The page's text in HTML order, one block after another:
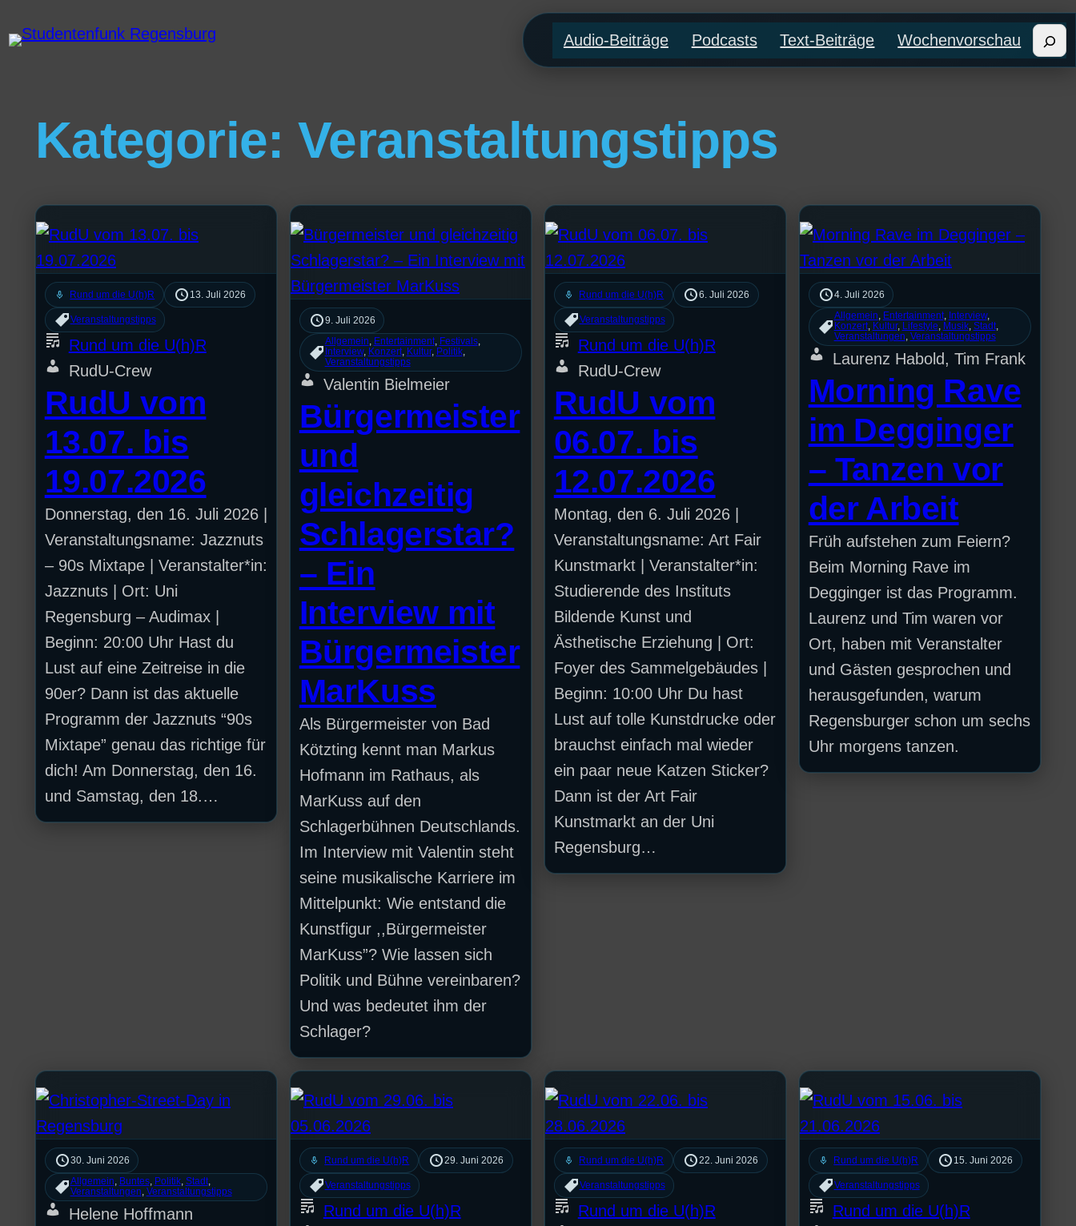
Audio-Beiträge Podcasts Text-Beiträge Wochenvorschau
Kategorie: Veranstaltungstipps
mic Rund um die U(h)R 13. Juli 2026
Veranstaltungstipps
Rund um die U(h)R
RudU-Crew
RudU vom
13.07. bis
19.07.2026
Donnerstag, den 16. Juli 2026 |
Veranstaltungsname: Jazznuts
– 90s Mixtape | Veranstalter*in:
Jazznuts | Ort: Uni
Regensburg – Audimax |
Beginn: 20:00 Uhr Hast du
Lust auf eine Zeitreise in die
90er? Dann ist das aktuelle
Programm der Jazznuts “90s
Mixtape” genau das richtige für
dich! Am Donnerstag, den 16.
und Samstag, den 18.…
9. Juli 2026
Allgemein Entertainment, Festivals
Interview, Konzert, Kultur, Politik
Veranstaltungstipps
Valentin Bielmeier
Bürgermeister
und
gleichzeitig
Schlagerstar?
– Ein
Interview mit
Bürgermeister
MarKuss
Als Bürgermeister von Bad
Kötzting kennt man Markus
Hofmann im Rathaus, als
MarKuss auf den
Schlagerbühnen Deutschlands.
Im Interview mit Valentin steht
seine musikalische Karriere im
Mittelpunkt: Wie entstand die
Kunstfigur ,,Bürgermeister
MarKuss”? Wie lassen sich
Politik und Bühne vereinbaren?
Und was bedeutet ihm der
Schlager?
mic Rund um die U(h)R 6. Juli 2026
Veranstaltungstipps
Rund um die U(h)R
RudU-Crew
RudU vom
06.07. bis
12.07.2026
Montag, den 6. Juli 2026 |
Veranstaltungsname: Art Fair
Kunstmarkt | Veranstalter*in:
Studierende des Instituts
Bildende Kunst und
Ästhetische Erziehung | Ort:
Foyer des Sammelgebäudes |
Beginn: 10:00 Uhr Du hast
Lust auf tolle Kunstdrucke oder
brauchst einfach mal wieder
ein paar neue Katzen Sticker?
Dann ist der Art Fair
Kunstmarkt an der Uni
Regensburg…
4. Juli 2026
Allgemein Entertainment, Interview
Konzert, Kultur, Lifestyle Musik, Stadt
Veranstaltungen Veranstaltungstipps
Laurenz Habold, Tim Frank
Morning Rave
im Degginger
– Tanzen vor
der Arbeit
Früh aufstehen zum Feiern?
Beim Morning Rave im
Degginger ist das Programm.
Laurenz und Tim waren vor
Ort, haben mit Veranstalter
und Gästen gesprochen und
herausgefunden, warum
Regensburger schon um sechs
Uhr morgens tanzen.
30. Juni 2026
Allgemein Buntes, Politik, Stadt
Veranstaltungen Veranstaltungstipps
Helene Hoffmann
mic Rund um die U(h)R 29. Juni 2026
Veranstaltungstipps
Rund um die U(h)R
mic Rund um die U(h)R 22. Juni 2026
Veranstaltungstipps
Rund um die U(h)R
mic Rund um die U(h)R 15. Juni 2026
Veranstaltungstipps
Rund um die U(h)R